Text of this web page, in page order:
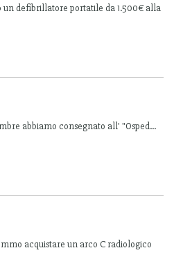
un defibrillatore portatile da 1.500€ alla
abbiamo consegnato all' "Osped...
acquistare un arco C radiologico